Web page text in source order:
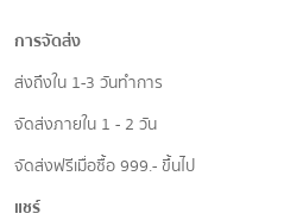
การจัดส่ง
ส่งถึงใน 1-3 วันทำการ
จัดส่งภายใน 1 - 2 วัน
จัดส่งฟรีเมื่อซื้อ 999.- ขึ้นไป
แชร์